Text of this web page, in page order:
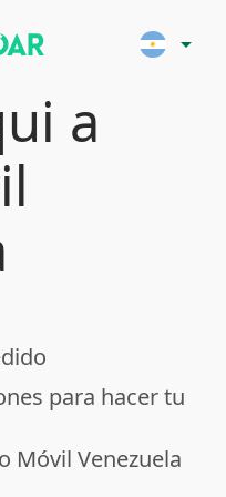
arrow_drop_down
a
para hacer tu
Móvil Venezuela